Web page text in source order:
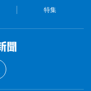
特集